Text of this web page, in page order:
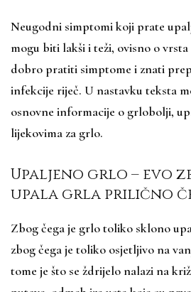
Neugodni simptomi koji prate
mogu biti lakši i teži, ovisno o vrsta
dobro pratiti simptome i znati
infekcije riječ. U nastavku teksta
osnovne informacije o grlobolji,
lijekovima za grlo.
Upaljeno grlo – evo
upala grla prilično
Zbog čega je grlo toliko sklono
zbog čega je toliko osjetljivo na
tome je što se ždrijelo nalazi na